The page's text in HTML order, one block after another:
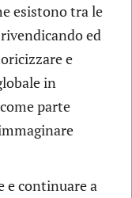
esistono tra le
ed
e
in
parte
e continuare a